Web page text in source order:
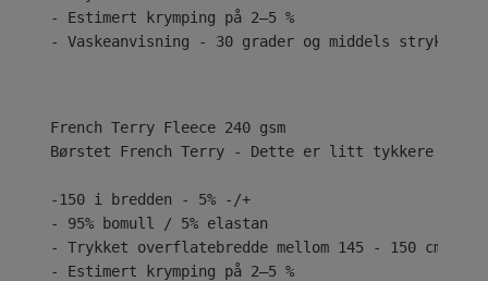
- Estimert krymping på 2–5 %
- Vaskeanvisning - 30 grader og middels stryk
Børstet French Terry - Dette er litt tykkere med
-150 i bredden - 5% -/+
- 95% bomull / 5% elastan
- Trykket overflatebredde mellom 145 - 150 cm
- Estimert krymping på 2–5 %